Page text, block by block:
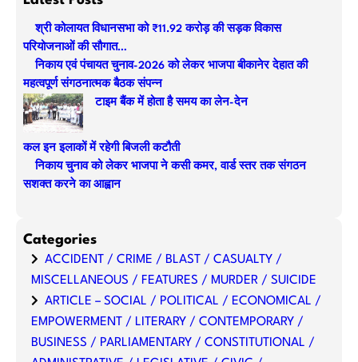
श्री कोलायत विधानसभा को ₹11.92 करोड़ की सड़क विकास
परियोजनाओं की सौगात…
निकाय एवं पंचायत चुनाव-2026 को लेकर भाजपा बीकानेर देहात की
महत्वपूर्ण संगठनात्मक बैठक संपन्न
टाइम बैंक में होता है समय का लेन-देन
कल इन इलाकों में रहेगी बिजली कटौती
निकाय चुनाव को लेकर भाजपा ने कसी कमर, वार्ड स्तर तक संगठन
सशक्त करने का आह्वान
Categories
ACCIDENT / CRIME / BLAST / CASUALTY /
MISCELLANEOUS / FEATURES / MURDER / SUICIDE
ARTICLE – SOCIAL / POLITICAL / ECONOMICAL /
EMPOWERMENT / LITERARY / CONTEMPORARY /
BUSINESS / PARLIAMENTARY / CONSTITUTIONAL /